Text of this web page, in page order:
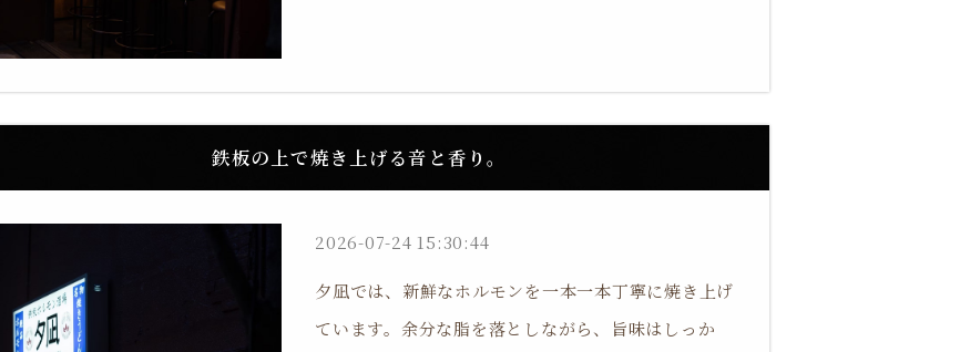
鉄板の上で焼き上げる音と香り。
2026-07-24 15:30:44
夕凪では、新鮮なホルモンを一本一本丁寧に焼き上げ
ています。余分な脂を落としながら、旨味はしっか